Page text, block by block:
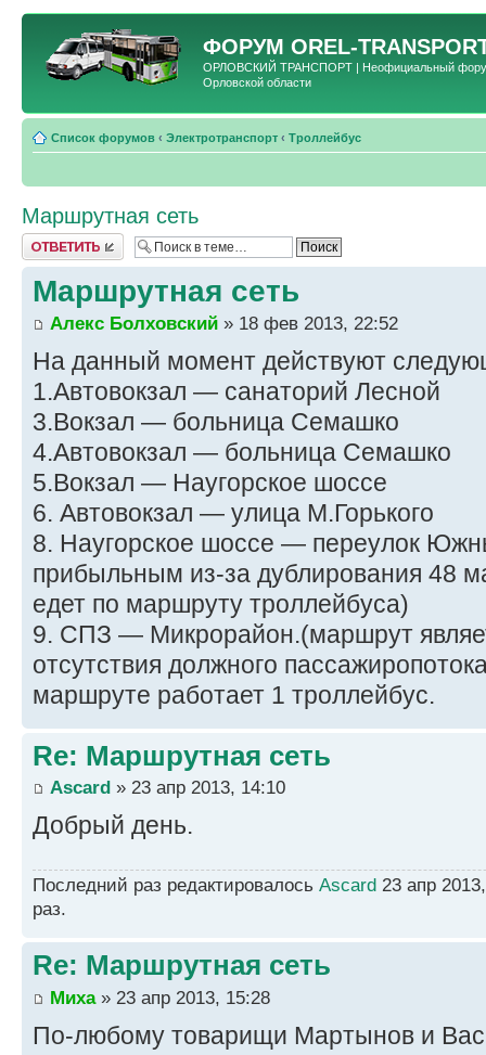
ФОРУМ OREL-
ОРЛОВСКИЙ ТРАНСПОРТ | Неофициальный форум
Орловской области
Список форумов ‹ Электротранспорт ‹ Троллейбус
Маршрутная сеть
Ответить
Маршрутная сеть
Алекс Болховский » 18 фев 2013, 22:52
На данный момент действуют
1.Автовокзал — санаторий Лесной
3.Вокзал — больница Семашко
4.Автовокзал — больница Семашко
5.Вокзал — Наугорское шоссе
6. Автовокзал — улица М.Горького
8. Наугорское шоссе — переулок
прибыльным из-за дублирования 48
едет по маршруту троллейбуса)
9. СПЗ — Микрорайон.(маршрут
отсутствия должного
маршруте работает 1 троллейбус.
Re: Маршрутная сеть
Ascard » 23 апр 2013, 14:10
Добрый день.
Последний раз редактировалось Ascard 23 апр
раз.
Re: Маршрутная сеть
Миха» 23 апр 2013, 15:28
По-любому товарищи Мартынов и